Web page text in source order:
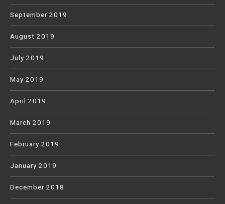
September 2019
August 2019
July 2019
May 2019
April 2019
March 2019
February 2019
January 2019
December 2018